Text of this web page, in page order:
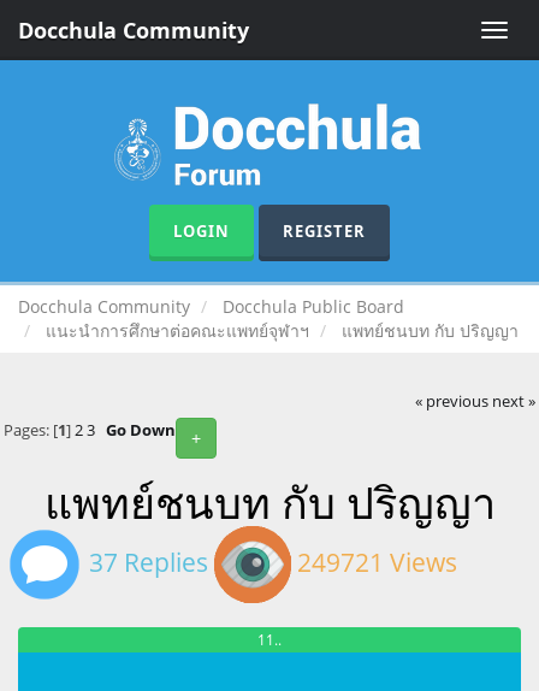
Toggle
Docchula Community
LOGIN REGISTER
Docchula Community
Docchula Public Board
แนะนำการศึกษาต่อคณะแพทย์จุฬาฯ
แพทย์ชนบท กับ ปริญญา
« previous next »
+
Pages: [1]2 3 Go Down
แพทย์ชนบท กับ ปริญญา
37 Replies 249721 Views
11..